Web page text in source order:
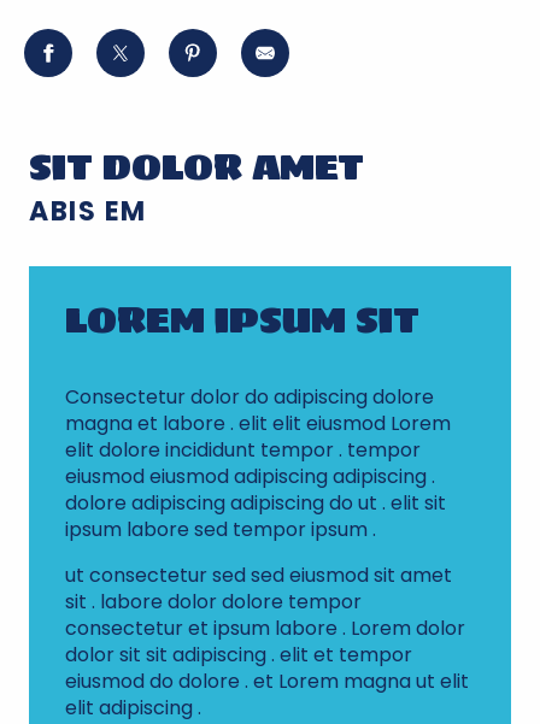
SIT DOLOR AMET
ABIS EM
LOREM IPSUM SIT
Consectetur dolor do adipiscing dolore
magna et labore . elit elit eiusmod Lorem
elit dolore incididunt tempor . tempor
eiusmod eiusmod adipiscing adipiscing .
dolore adipiscing adipiscing do ut . elit sit
ipsum labore sed tempor ipsum .
ut consectetur sed sed eiusmod sit amet
sit . labore dolor dolore tempor
consectetur et ipsum labore . Lorem dolor
dolor sit sit adipiscing . elit et tempor
eiusmod do dolore . et Lorem magna ut elit
elit adipiscing .